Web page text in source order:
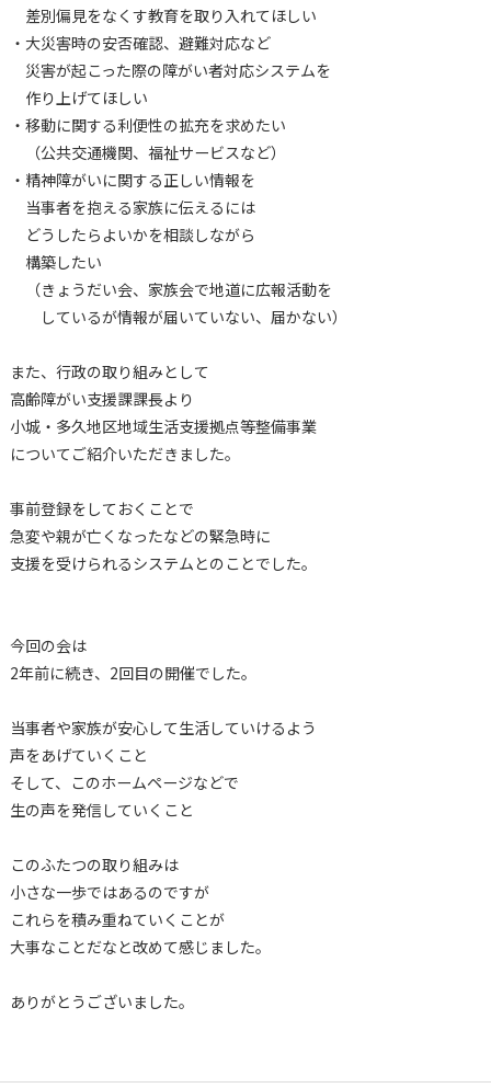
差別偏見をなくす教育を取り入れてほしい
・大災害時の安否確認、避難対応など
災害が起こった際の障がい者対応システムを
作り上げてほしい
・移動に関する利便性の拡充を求めたい
（公共交通機関、福祉サービスなど）
・精神障がいに関する正しい情報を
当事者を抱える家族に伝えるには
どうしたらよいかを相談しながら
構築したい
（きょうだい会、家族会で地道に広報活動を
しているが情報が届いていない、届かない）
また、行政の取り組みとして
高齢障がい支援課課長より
小城・多久地区地域生活支援拠点等整備事業
についてご紹介いただきました。
事前登録をしておくことで
急変や親が亡くなったなどの緊急時に
支援を受けられるシステムとのことでした。
今回の会は
2年前に続き、2回目の開催でした。
当事者や家族が安心して生活していけるよう
声をあげていくこと
そして、このホームページなどで
生の声を発信していくこと
このふたつの取り組みは
小さな一歩ではあるのですが
これらを積み重ねていくことが
大事なことだなと改めて感じました。
ありがとうございました。